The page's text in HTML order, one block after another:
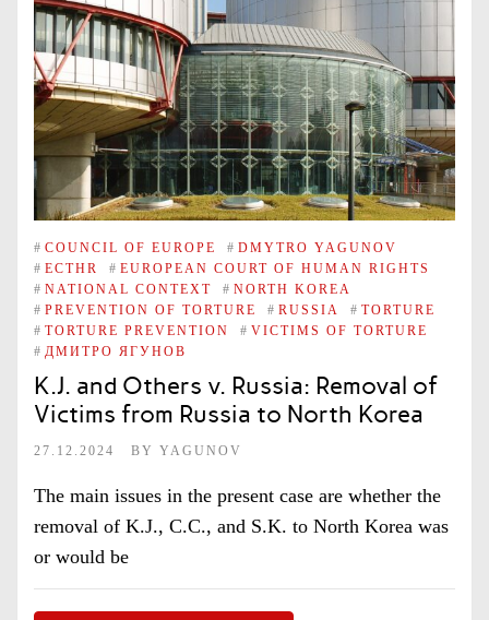
# COUNCIL OF EUROPE # DMYTRO YAGUNOV
# ECTHR # EUROPEAN COURT OF HUMAN RIGHTS
# NATIONAL CONTEXT # NORTH KOREA
# PREVENTION OF TORTURE # RUSSIA # TORTURE
# TORTURE PREVENTION # VICTIMS OF TORTURE
# ДМИТРО ЯГУНОВ
K.J. and Others v. Russia: Removal of
Victims from Russia to North Korea
27.12.2024 BY YAGUNOV
The main issues in the present case are whether the
removal of K.J., C.C., and S.K. to North Korea was
or would be